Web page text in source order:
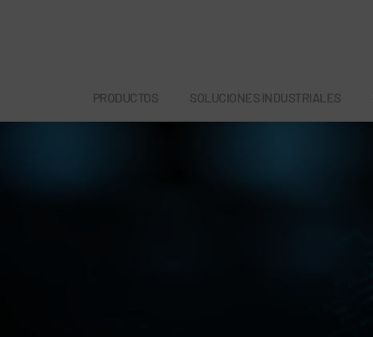
PRODUCTOS SOLUCIONES INDUSTRIALES